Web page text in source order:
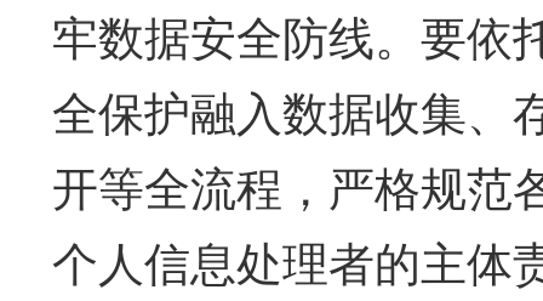
牢数据安全防线。要依
全保护融入数据收集、
开等全流程，严格规范
个人信息处理者的主体